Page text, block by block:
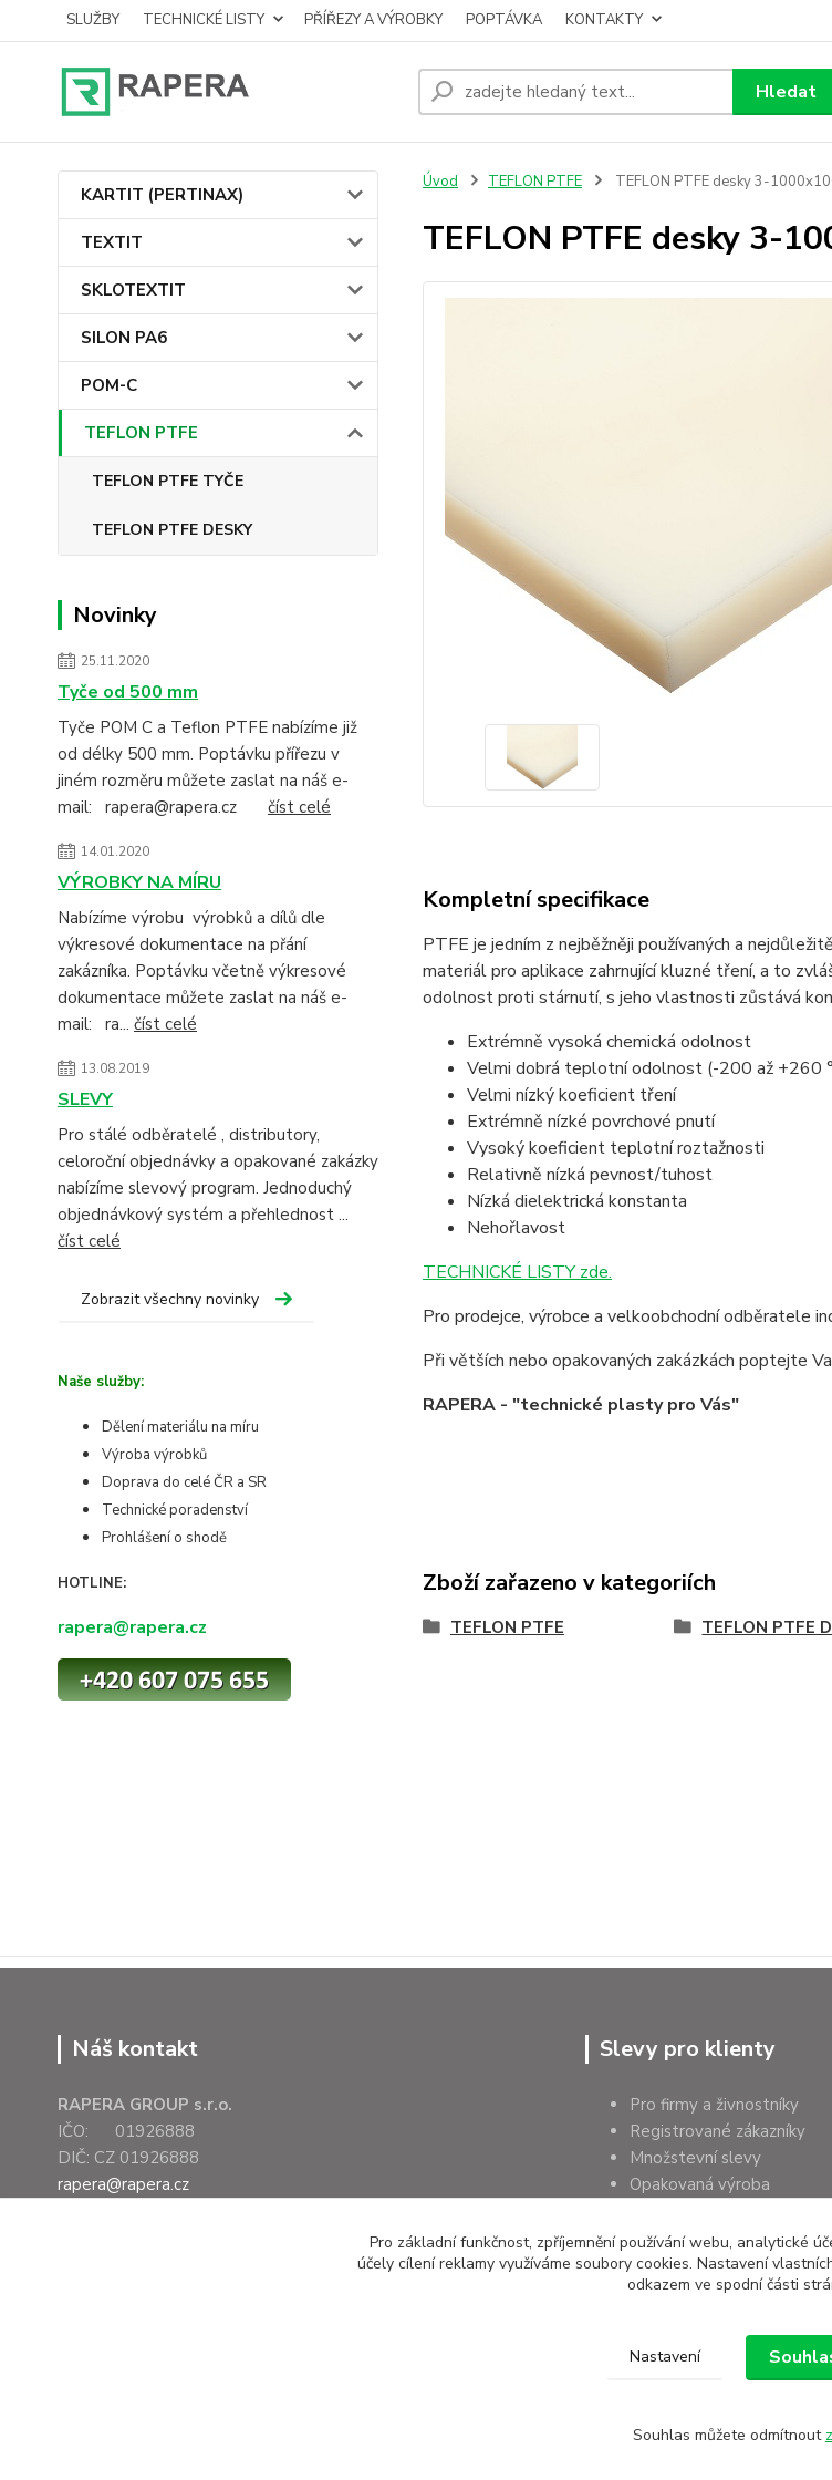
SLUŽBY TECHNICKÉ LISTY PŘÍŘEZY A VÝROBKY POPTÁVKA KONTAKTY
Hledat
KARTIT (PERTINAX)
TEXTIT
SKLOTEXTIT
SILON PA6
POM-C
TEFLON PTFE
TEFLON PTFE TYČE
TEFLON PTFE DESKY
Novinky
25.11.2020
Tyče od 500 mm
Tyče POM C a Teflon PTFE nabízíme již
od délky 500 mm. Poptávku přířezu v
jiném rozměru můžete zaslat na náš e-
mail: rapera@rapera.cz číst celé
14.01.2020
VÝROBKY NA MÍRU
Nabízíme výrobu výrobků a dílů dle
výkresové dokumentace na přání
zakázníka. Poptávku včetně výkresové
dokumentace můžete zaslat na náš e-
mail: ra... číst celé
13.08.2019
SLEVY
Pro stálé odběratelé , distributory,
celoroční objednávky a opakované zakázky
nabízíme slevový program. Jednoduchý
objednávkový systém a přehlednost ...
číst celé
Zobrazit všechny novinky
Naše služby:
Dělení materiálu na míru
Výroba výrobků
Doprava do celé ČR a SR
Technické poradenství
Prohlášení o shodě
HOTLINE:
rapera@rapera.cz
Úvod TEFLON PTFE TEFLON PTFE desky 3-
TEFLON PTFE desky 3-
Kompletní specifikace
PTFE je jedním z nejběžněji používaných a
materiál pro aplikace zahrnující kluzné tření, a to
odolnost proti stárnutí, s jeho vlastnosti zůstává
Extrémně vysoká chemická odolnost
Velmi dobrá teplotní odolnost (-200 až +260
Velmi nízký koeficient tření
Extrémně nízké povrchové pnutí
Vysoký koeficient teplotní roztažnosti
Relativně nízká pevnost/tuhost
Nízká dielektrická konstanta
Nehořlavost
TECHNICKÉ LISTY zde.
Pro prodejce, výrobce a velkoobchodní odběratele
Při větších nebo opakovaných zakázkách poptejte
RAPERA - "technické plasty pro Vás"
Zboží zařazeno v kategoriích
TEFLON PTFE TEFLON PTFE
Náš kontakt
RAPERA GROUP s.r.o.
IČO: 01926888
DIČ: CZ 01926888
rapera@rapera.cz
Slevy pro klienty
Pro firmy a živnostníky
Registrované zákazníky
Množstevní slevy
Opakovaná výroba
Pro základní funkčnost, zpříjemnění používání webu, analytické
účely cílení reklamy využíváme soubory cookies. Nastavení
odkazem ve spodní části
Nastavení
Souhlas můžete odmítnout